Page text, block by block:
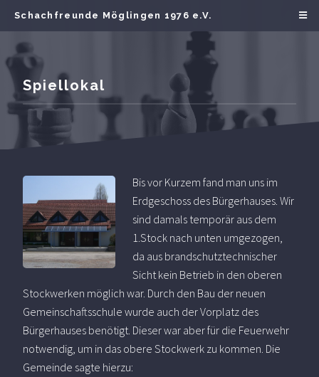
Schachfreunde Möglingen 1976 e.V.
Spiellokal
Bis vor Kurzem fand man uns im
Erdgeschoss des Bürgerhauses. Wir
sind damals temporär aus dem
1.Stock nach unten umgezogen,
da aus brandschutztechnischer
Sicht kein Betrieb in den oberen
Stockwerken möglich war. Durch den Bau der neuen
Gemeinschaftsschule wurde auch der Vorplatz des
Bürgerhauses benötigt. Dieser war aber für die Feuerwehr
notwendig, um in das obere Stockwerk zu kommen. Die
Gemeinde sagte hierzu: